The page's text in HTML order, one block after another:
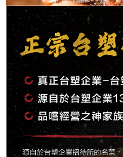
１．透過由恩沛科技股份有限公
易，需依本服務之必要範圍內提
權轉讓予恩沛科技股份有限公司。
２．關於個人資料處理事宜，請
https://aftee.tw/terms/#terms3
３．未成年的使用者請事先徵得
「AFTEE先享後付」，若未經同
任。
４．使用「AFTEE先享後付」時
時審查核予不同之上限額度；若
請求用戶進行身份認證。
５．嚴禁一人註冊多個帳號或使
恩沛科技股份有限公司將有權停